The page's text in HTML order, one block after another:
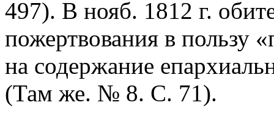
497). В нояб. 1812 г.
пожертвования в пользу
на содержание
(Там же. № 8. С. 71).